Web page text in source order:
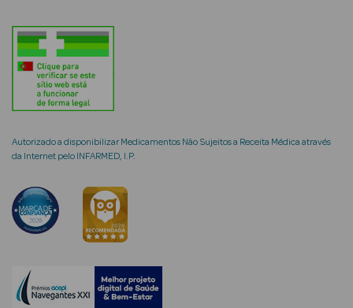
Rosto e
Ver Tudo
Rosto
Séruns Faciais
Creme de Olhos
envelhecimento
Autorizado a disponibilizar Medicamentos Não Sujeitos a Receita Médica através
da Internet pelo INFARMED, I.P.